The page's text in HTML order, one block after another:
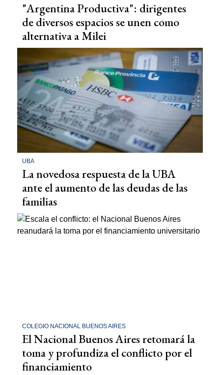
"Argentina Productiva": dirigentes
de diversos espacios se unen como
alternativa a Milei
UBA
La novedosa respuesta de la UBA
ante el aumento de las deudas de las
familias
COLEGIO NACIONAL BUENOS AIRES
El Nacional Buenos Aires retomará la
toma y profundiza el conflicto por el
financiamiento